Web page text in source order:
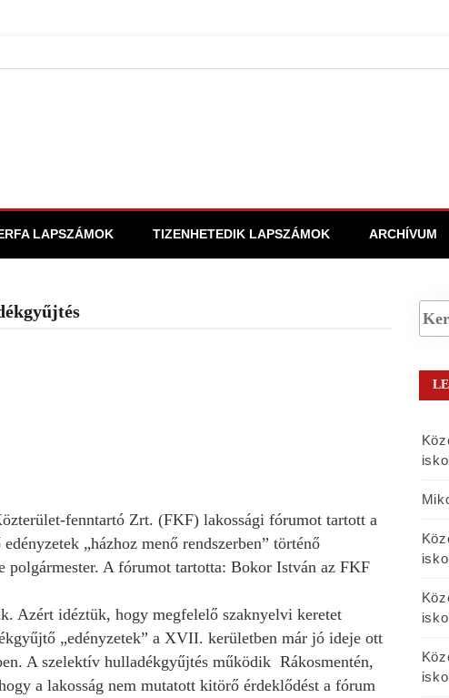
LAPSZÁMOK TIZENHETEDIK LAPSZÁMOK ARCHÍVUM
fenntartó Zrt. (FKF) lakossági fórumot tartott a
„házhoz menő rendszerben” történő
A fórumot tartotta: Bokor István az FKF
Azért idéztük, hogy megfelelő szaknyelvi keretet
„edényzetek” a XVII. kerületben már jó ideje ott
A szelektív hulladékgyűjtés működik Rákosmentén,
a lakosság nem mutatott kitörő érdeklődést a fórum